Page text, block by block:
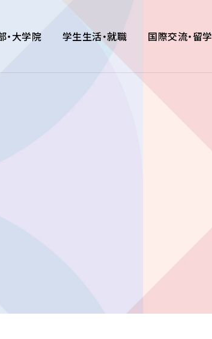
・大学院 学生生活・就職 国際交流・留学